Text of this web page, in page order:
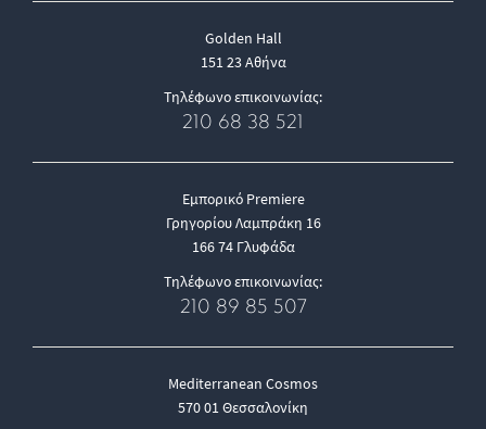
Golden Hall
151 23 Αθήνα
Τηλέφωνο επικοινωνίας:
210 68 38 521
Εμπορικό Premiere
Γρηγορίου Λαμπράκη 16
166 74 Γλυφάδα
Τηλέφωνο επικοινωνίας:
210 89 85 507
Mediterranean Cosmos
570 01 Θεσσαλονίκη